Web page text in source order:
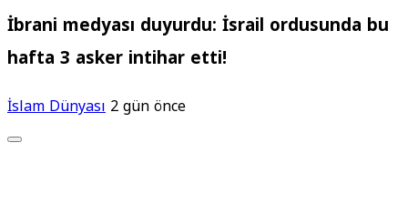
İbrani medyası duyurdu: İsrail ordusunda bu
hafta 3 asker intihar etti!
İslam Dünyası2 gün önce